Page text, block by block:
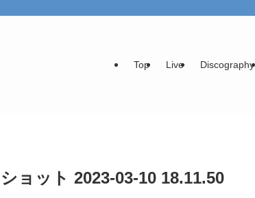
Top Live Discography
ョット 2023-03-10 18.11.50